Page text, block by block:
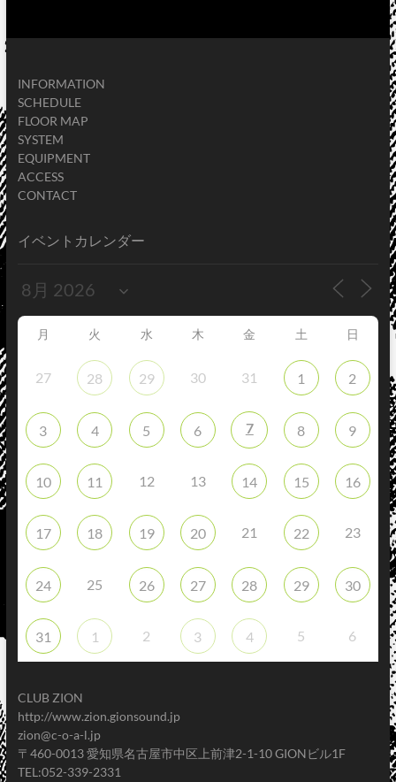
INFORMATION
SCHEDULE
FLOOR MAP
SYSTEM
EQUIPMENT
ACCESS
CONTACT
イベントカレンダー
月 火 水 木 金 土 日
27 28 29 30 31 1 2
3 4 5 6 7 8 9
10 11 12 13 14 15 16
17 18 19 20 21 22 23
24 25 26 27 28 29 30
31 1 2 3 4 5 6
CLUB ZION
http://www.zion.gionsound.jp
zion@c-o-a-l.jp
〒460-0013 愛知県名古屋市中区上前津2-1-10 GIONビル1F
TEL:052-339-2331